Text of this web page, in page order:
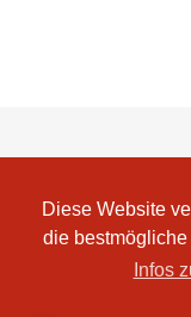
Diese Website
die
Infos
Wir liefern kostenlos ab
Wir